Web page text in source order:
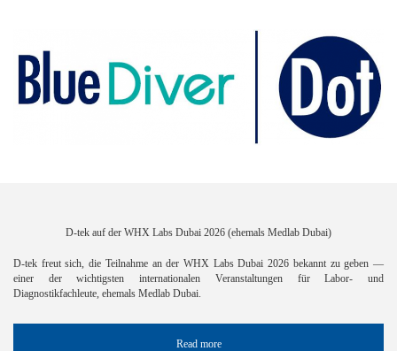
D-tek auf der WHX Labs Dubai 2026 (ehemals Medlab Dubai)
D-tek freut sich, die Teilnahme an der WHX Labs Dubai 2026 bekannt zu geben —
einer der wichtigsten internationalen Veranstaltungen für Labor- und
Diagnostikfachleute, ehemals Medlab Dubai.
Read more